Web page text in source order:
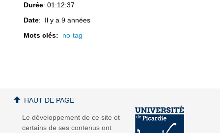
Durée: 01:12:37
Date: Il y a 9 années
Mots clés: no-tag
Le développement de ce site et
certains de ses contenus ont
HAUT DE PAGE